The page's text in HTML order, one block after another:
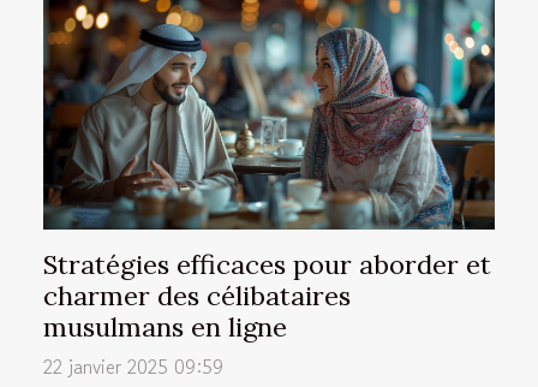
Stratégies efficaces pour aborder et
charmer des célibataires
musulmans en ligne
22 janvier 2025 09:59